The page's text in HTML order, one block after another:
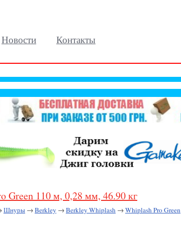
Новости Контакты
Green 110 м, 0,28 мм, 46.90 кг
Шнуры →Berkley →Berkley Whiplash →Whiplash Pro Green